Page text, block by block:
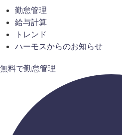
勤怠管理
給与計算
トレンド
ハーモスからのお知らせ
無料で勤怠管理